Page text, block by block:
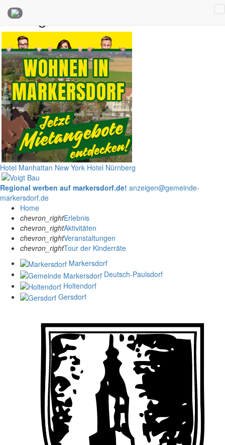
Anzeigen
Hotel Manhattan New York Hotel Nürnberg
Regional werben auf markersdorf.de! anzeigen@gemeinde-
markersdorf.de
Home
chevron_rightErlebnis
chevron_rightAktivitäten
chevron_rightVeranstaltungen
chevron_rightTour der Kinderräte
Markersdorf
Deutsch-Paulsdorf
Holtendorf
Gersdorf